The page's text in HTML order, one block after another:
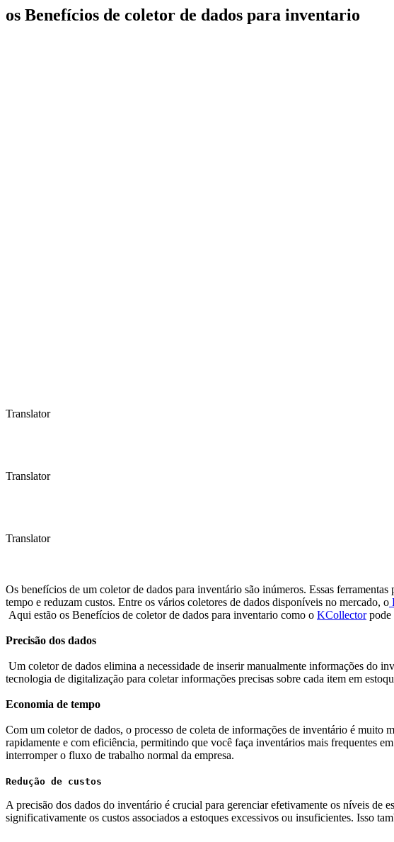
os Benefícios de coletor de dados para inventario
Translator
Translator
Translator
Os benefícios de um coletor de dados para inventário são inúmeros. Essas
tempo e reduzam custos. Entre os vários coletores de dados disponíveis no mercado, o
Aqui estão os Benefícios de coletor de dados para inventario como o KCollectorpode
Precisão dos dados
Um coletor de dados elimina a necessidade de inserir manualmente informações do
tecnologia de digitalização para coletar informações precisas sobre cada item em
Economia de tempo
Com um coletor de dados, o processo de coleta de informações de inventário é
rapidamente e com eficiência, permitindo que você faça inventários mais frequentes
interromper o fluxo de trabalho normal da empresa.
Redução de custos
A precisão dos dados do inventário é crucial para gerenciar efetivamente os níveis
significativamente os custos associados a estoques excessivos ou insuficientes. Isso